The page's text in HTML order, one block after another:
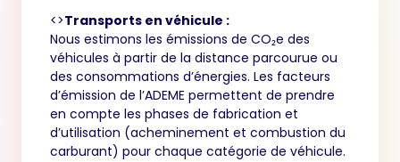
<>Transports en véhicule :
Nous estimons les émissions de CO₂e des
véhicules à partir de la distance parcourue ou
des consommations d’énergies. Les facteurs
d’émission de l’ADEME permettent de prendre
en compte les phases de fabrication et
d’utilisation (acheminement et combustion du
carburant) pour chaque catégorie de véhicule.